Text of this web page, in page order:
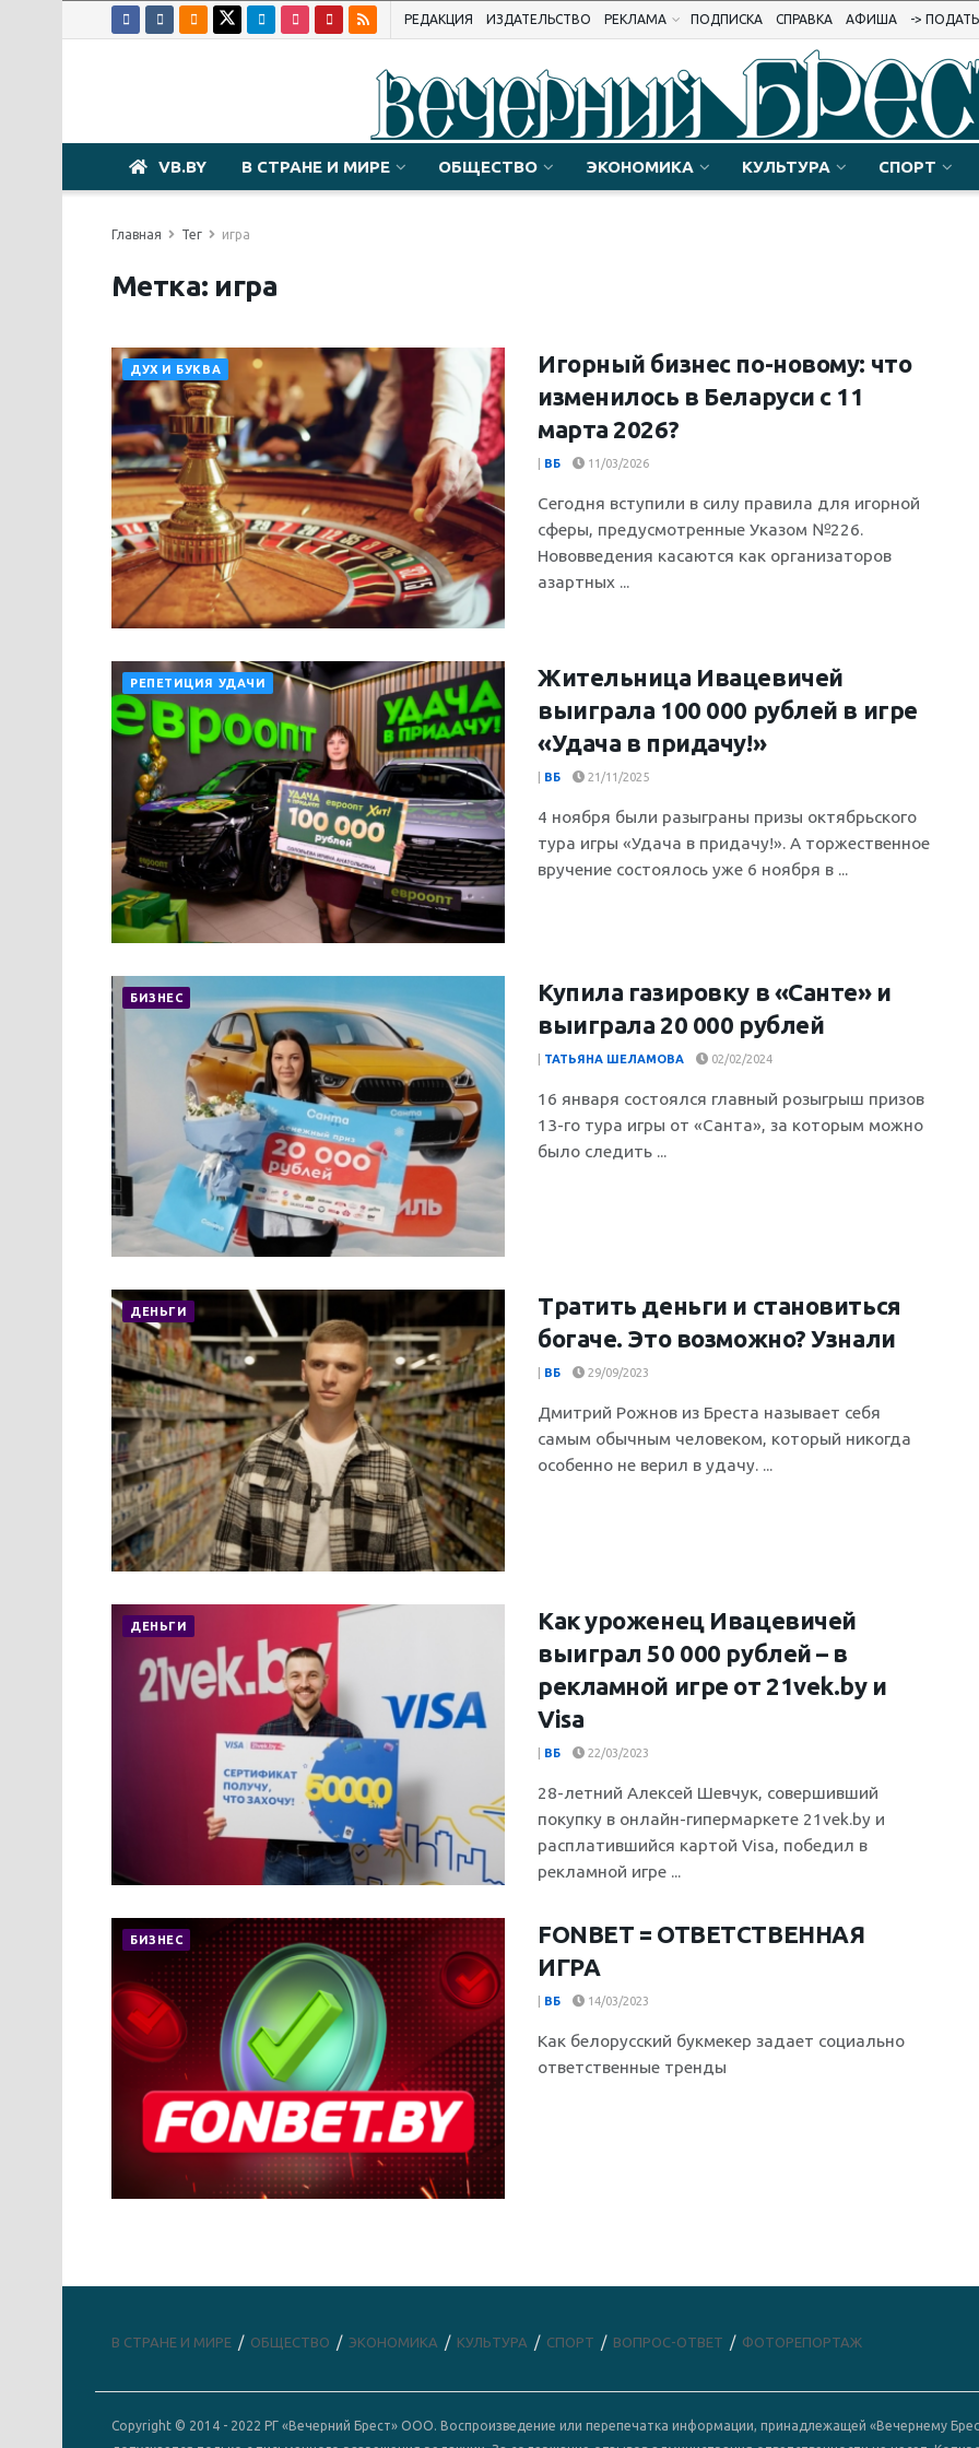
РЕДАКЦИЯ ИЗДАТЕЛЬСТВО РЕКЛАМА ПОДПИСКА СПРАВКА АФИША ->
VB.BY В СТРАНЕ И МИРЕ ОБЩЕСТВО ЭКОНОМИКА КУЛЬТУРА СПОРТ
Главная Тег игра
Метка: игра
ДУХ И БУКВА
Игорный бизнес по-новому: что
изменилось в Беларуси с 11
марта 2026?
ВБ 11/03/2026
Cегодня вступили в силу правила для игорной
сферы, предусмотренные Указом №226.
Нововведения касаются как организаторов
азартных ...
РЕПЕТИЦИЯ УДАЧИ
Жительница Ивацевичей
выиграла 100 000 рублей в игре
«Удача в придачу!»
ВБ 21/11/2025
4 ноября были разыграны призы октябрьского
тура игры «Удача в придачу!». А торжественное
вручение состоялось уже 6 ноября в ...
БИЗНЕС
Купила газировку в «Санте» и
выиграла 20 000 рублей
ТАТЬЯНА ШЕЛАМОВА 02/02/2024
16 января состоялся главный розыгрыш призов
13-го тура игры от «Санта», за которым можно
было следить ...
ДЕНЬГИ
Тратить деньги и становиться
богаче. Это возможно? Узнали
ВБ 29/09/2023
Дмитрий Рожнов из Бреста называет себя
самым обычным человеком, который никогда
особенно не верил в удачу. ...
ДЕНЬГИ
Как уроженец Ивацевичей
выиграл 50 000 рублей – в
рекламной игре от 21vek.by и
Visa
ВБ 22/03/2023
28-летний Алексей Шевчук, совершивший
покупку в онлайн-гипермаркете 21vek.by и
расплатившийся картой Visa, победил в
рекламной игре ...
БИЗНЕС
FONBET = ОТВЕТСТВЕННАЯ
ИГРА
ВБ 14/03/2023
Как белорусский букмекер задает социально
ответственные тренды
В СТРАНЕ И МИРЕ ОБЩЕСТВО ЭКОНОМИКА КУЛЬТУРА СПОРТ ВОПРОС-ОТВЕТ ФОТОРЕПОРТАЖ
Copyright © 2014 - 2022 РГ «Вечерний Брест» ООО. Воспроизведение или перепечатка информации, принадлежащей «Вечернему